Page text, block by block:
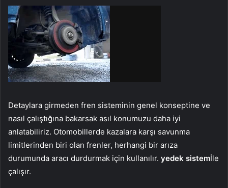
Detaylara girmeden fren sisteminin genel konseptine ve
nasıl çalıştığına bakarsak asıl konumuzu daha iyi
anlatabiliriz. Otomobillerde kazalara karşı savunma
limitlerinden biri olan frenler, herhangi bir arıza
durumunda aracı durdurmak için kullanılır. yedek sistemİle
çalışır.